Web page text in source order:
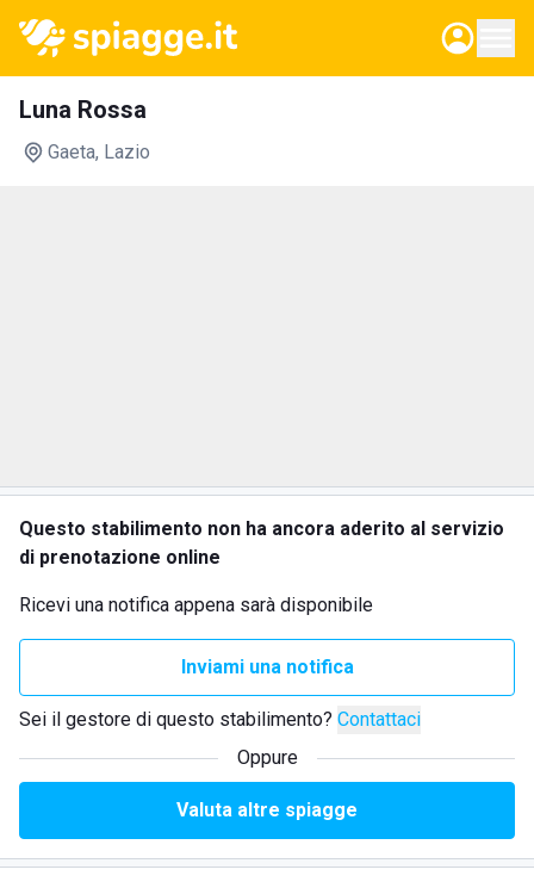
Luna Rossa
Gaeta, Lazio
Questo stabilimento non ha ancora aderito al servizio
di prenotazione online
Ricevi una notifica appena sarà disponibile
Inviami una notifica
Sei il gestore di questo stabilimento? Contattaci
Oppure
Valuta altre spiagge